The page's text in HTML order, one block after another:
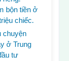
bộn tiền ở
chiếc.
chuyện
ở Trung
tư